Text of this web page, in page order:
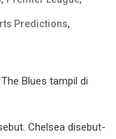
Predictions,
Blues tampil di
Chelsea disebut-